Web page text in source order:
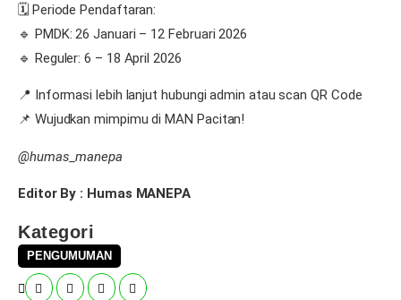
🗓 Periode Pendaftaran:
🔹 PMDK: 26 Januari – 12 Februari 2026
🔹 Reguler: 6 – 18 April 2026
📍 Informasi lebih lanjut hubungi admin atau scan QR Code
📌 Wujudkan mimpimu di MAN Pacitan!
@humas_manepa
Editor By : Humas MANEPA
Kategori
PENGUMUMAN